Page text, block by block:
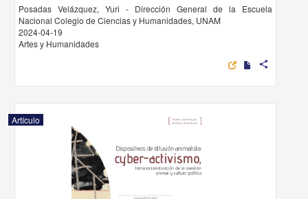
Posadas Velázquez, Yuri - Dirección General de la Escuela
Nacional Colegio de Ciencias y Humanidades, UNAM
2024-04-19
Artes y Humanidades
share
Artículo